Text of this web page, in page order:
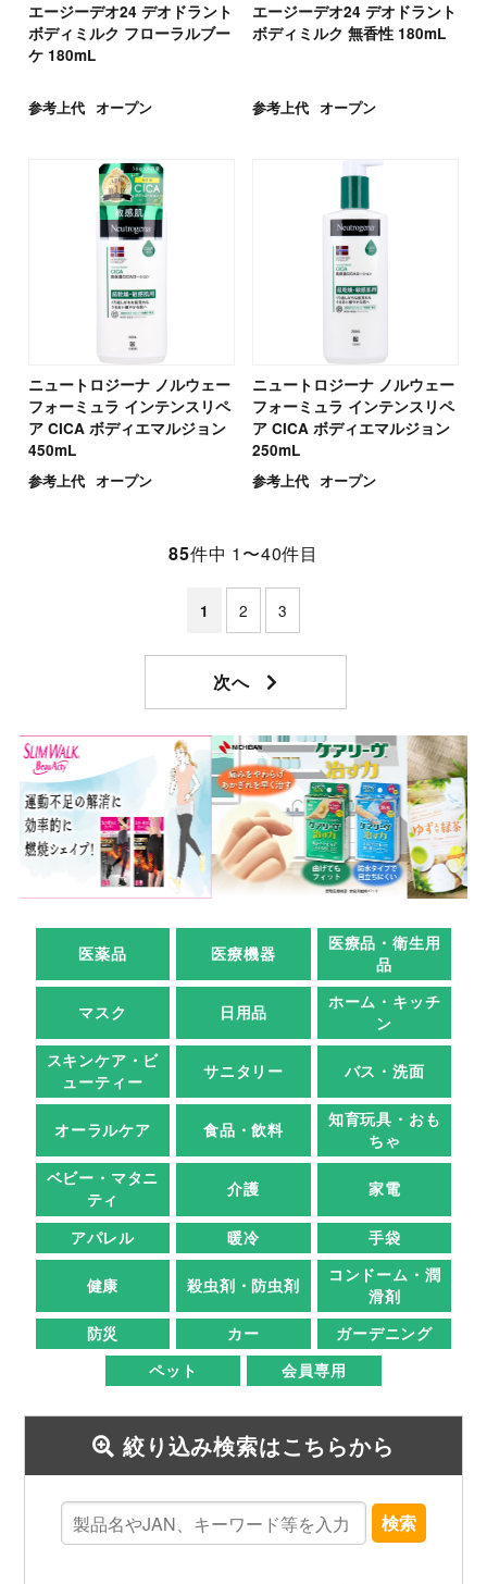
エージーデオ24 デオドラント
ボディミルク フローラルブー
ケ 180mL
参考上代 オープン
エージーデオ24 デオドラント
ボディミルク 無香性 180mL
参考上代 オープン
ニュートロジーナ ノルウェー
フォーミュラ インテンスリペ
ア CICA ボディエマルジョン
450mL
参考上代 オープン
ニュートロジーナ ノルウェー
フォーミュラ インテンスリペ
ア CICA ボディエマルジョン
250mL
参考上代 オープン
85件中 1〜40件目
1 2 3
医薬品 医療機器
医療品・衛生用
品
マスク 日用品
ホーム・キッチ
ン
スキンケア・ビ
ューティー
サニタリー バス・洗面
オーラルケア 食品・飲料
知育玩具・おも
ちゃ
ベビー・マタニ
ティ
介護 家電
アパレル 暖冷 手袋
健康 殺虫剤・防虫剤
コンドーム・潤
滑剤
防災
カー
ガーデニング
ペット
会員専用
絞り込み検索はこちらから
検索